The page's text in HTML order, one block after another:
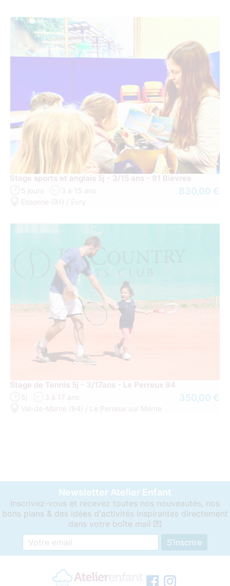
Stage sports et anglais 5j - 3/15 ans - 91 Bièvres
5 jours
3 à 15 ans
Essonne (91) / Evry
830,00 €
Stage de Tennis 5j - 3/17ans - Le Perreux 94
5j
3 à 17 ans
Val-de-Marne (94) / Le Perreux sur Marne
350,00 €
Newsletter Atelier Enfant
Inscrivez-vous et recevez toutes nos nouveautés, nos
bons plans & des idées d'activités inspirantes directement
dans votre boîte mail 💌